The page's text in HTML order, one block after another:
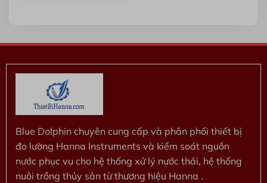
sao
Blue Dolphin chuyên cung cấp và phân phối thiết bị
đo lường Hanna Instruments và kiểm soát nguồn
nước phục vụ cho hệ thống xử lý nước thải, hệ thống
nuôi trồng thủy sản từ thương hiệu Hanna .